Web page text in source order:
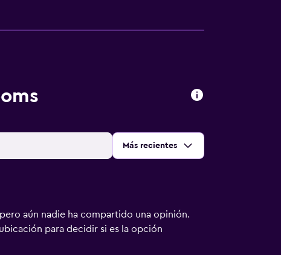
Ordenar por:
Más recientes
aún nadie ha compartido una opinión.
para decidir si es la opción